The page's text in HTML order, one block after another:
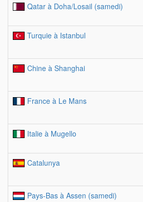
Qatar à Doha/Losail (samedi)
Turquie à Istanbul
Chine à Shanghai
France à Le Mans
Italie à Mugello
Catalunya
Pays-Bas à Assen (samedi)